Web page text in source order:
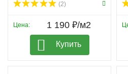
(2)
Цена: 1 190 ₽/м2
Купить